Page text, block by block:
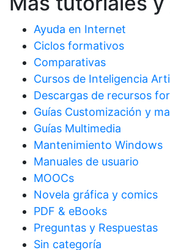
Ayuda en Internet
Ciclos formativos
Comparativas
Cursos de Inteligencia
Descargas de recursos
Guías Customización y
Guías Multimedia
Mantenimiento Windows
Manuales de usuario
MOOCs
Novela gráfica y comics
PDF & eBooks
Preguntas y Respuestas
Sin categoría